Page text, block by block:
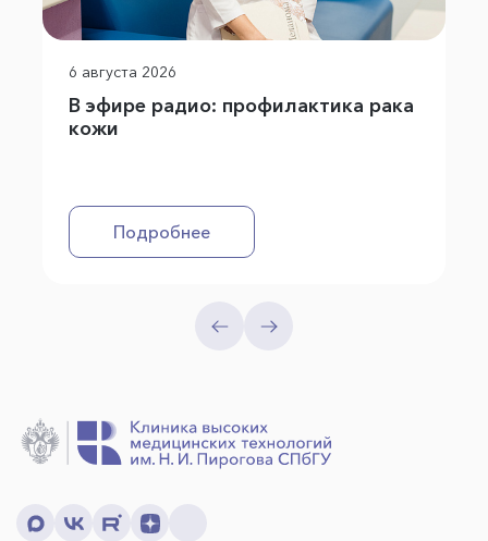
6 августа 2026
В эфире радио: профилактика рака
кожи
Подробнее